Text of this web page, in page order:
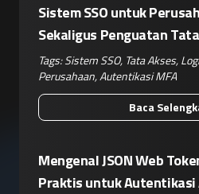
Sistem SSO untuk
Sekaligus Penguatan
Tags:Sistem SSO, Tata Akses,
Perusahaan,Autentikasi MFA
Baca
Mengenal JSON Web
Praktis untuk Autentikasi